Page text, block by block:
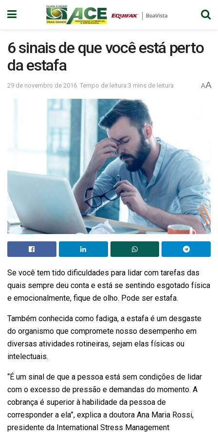
6 sinais de que você está perto
da estafa
29 de novembro de 2016 Tempo de leitura:3 mins de leitura AA
Se você tem tido dificuldades para lidar com tarefas das
quais sempre deu conta e está se sentindo esgotado física
e emocionalmente, fique de olho. Pode ser estafa.
Também conhecida como fadiga, a estafa é um desgaste
do organismo que compromete nosso desempenho em
diversas atividades rotineiras, sejam elas físicas ou
intelectuais.
“É um sinal de que a pessoa está sem condições de lidar
com o excesso de pressão e demandas do momento. A
cobrança é superior à habilidade da pessoa de
corresponder a ela”, explica a doutora Ana Maria Rossi,
presidente da International Stress Management